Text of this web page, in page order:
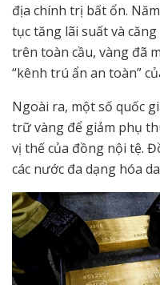
địa chính trị bất ổn.
tục tăng lãi suất và
trên toàn cầu, vàng đã
“kênh trú ẩn an toàn”
Ngoài ra, một số quốc
trữ vàng để giảm phụ
vị thế của đồng nội tệ.
các nước đa dạng hóa